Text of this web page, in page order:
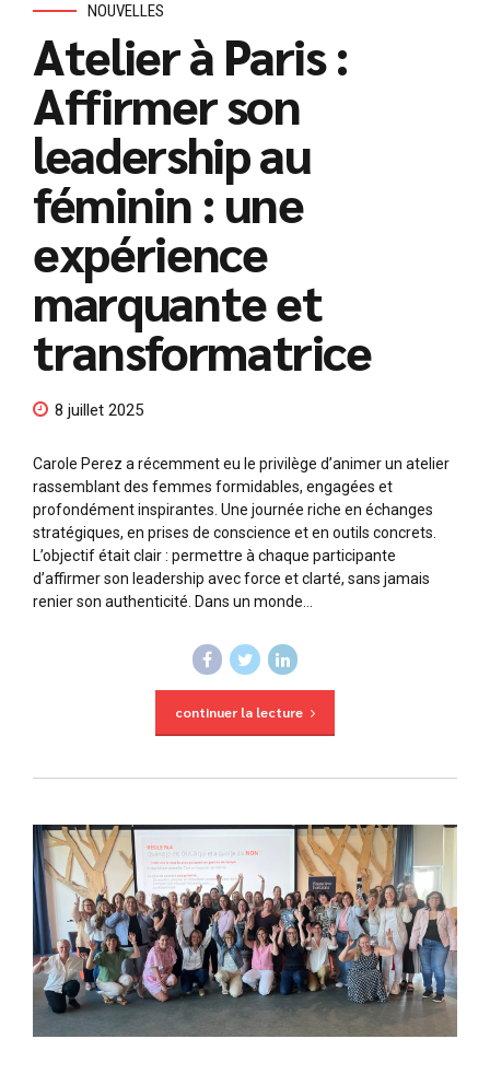
NOUVELLES
Atelier à Paris :
Affirmer son
leadership au
féminin : une
expérience
marquante et
transformatrice
8 juillet 2025
Carole Perez a récemment eu le privilège d’animer un atelier
rassemblant des femmes formidables, engagées et
profondément inspirantes. Une journée riche en échanges
stratégiques, en prises de conscience et en outils concrets.
L’objectif était clair : permettre à chaque participante
d’affirmer son leadership avec force et clarté, sans jamais
renier son authenticité. Dans un monde...
continuer la lecture